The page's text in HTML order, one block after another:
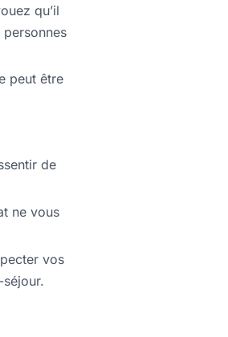
qu’il
peut être
de
ne vous
vos